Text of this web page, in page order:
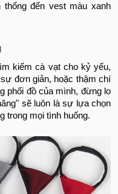
đến vest màu xanh
kiếm cà vạt cho kỷ yếu,
đơn giản, hoặc thậm chí
phối đồ của mình, đừng lo
sẽ luôn là sự lựa chọn
trong mọi tình huống.